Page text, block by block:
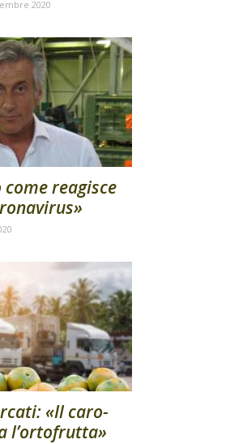
2020
come reagisce
«Il caro-
l’ortofrutta»